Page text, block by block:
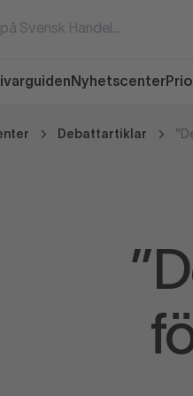
Nyhetscenter
Debattartiklar